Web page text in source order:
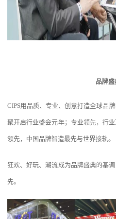
品牌盛
CIPS用品质、专业、创意打造全球品
聚开启行业盛会元年；专业领先，行
领先，中国品牌智造最先与世界接轨。
狂欢、好玩、潮流成为品牌盛典的基
先。